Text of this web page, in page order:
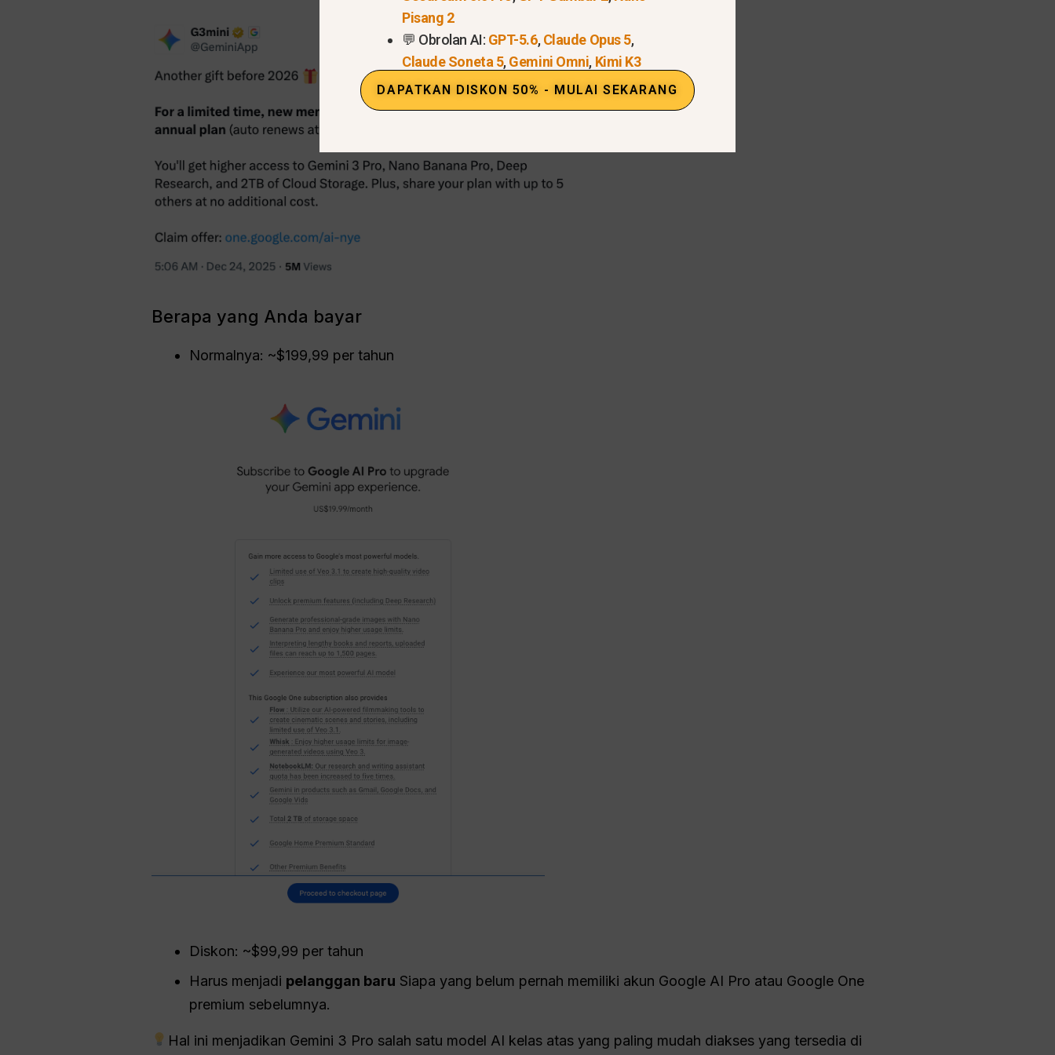
Berapa yang Anda bayar
Normalnya: ~$199,99 per tahun
Diskon: ~$99,99 per tahun
Harus menjadi pelanggan baru Siapa yang belum pernah memiliki akun Google AI Pro atau Google One
premium sebelumnya.
Hal ini menjadikan Gemini 3 Pro salah satu model AI kelas atas yang paling mudah diakses yang tersedia di
Pisang 2
💬 Obrolan AI: GPT-5.6,Claude Opus 5,
Claude Soneta 5,Gemini Omni, Kimi K3
DAPATKAN DISKON 50% - MULAI SEKARANG